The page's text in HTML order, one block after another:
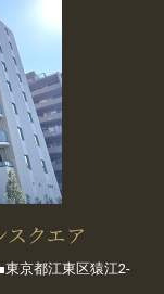
スクエア
京都江東区猿江2-